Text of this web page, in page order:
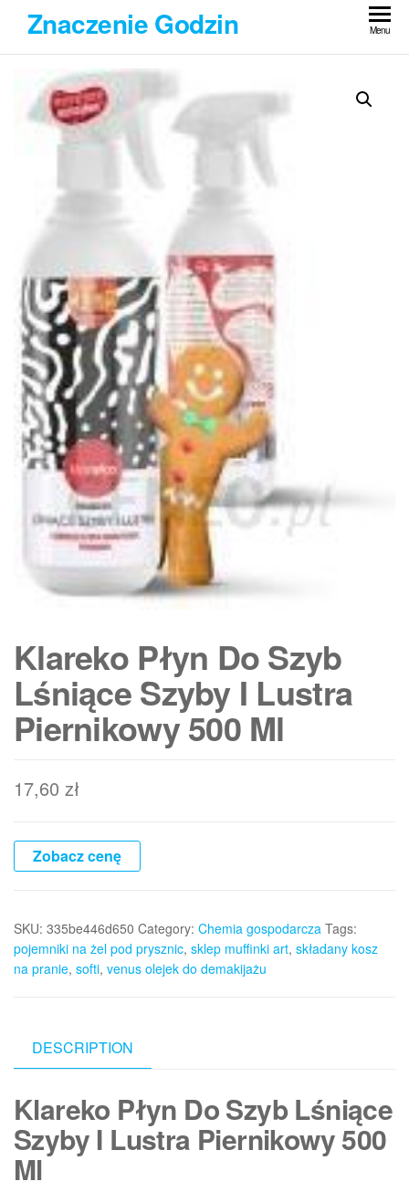
Przejdź
treści
Znaczenie Godzin Menu
Klareko Płyn Do Szyb
Lśniące Szyby I Lustra
Piernikowy 500 Ml
17,60 zł
Zobacz cenę
SKU: 335be446d650 Category: Chemia gospodarcza Tags:
pojemniki na żel pod prysznic, sklep muffinki art, składany kosz
na pranie, softi, venus olejek do demakijażu
DESCRIPTION
Klareko Płyn Do Szyb Lśniące
Szyby I Lustra Piernikowy 500
Ml